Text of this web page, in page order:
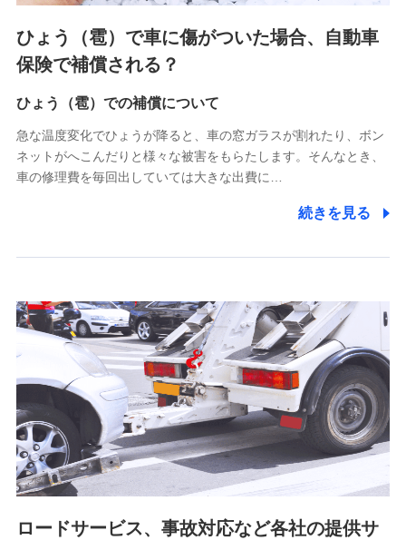
4.家族・友達紹介にて取得した個人情報
被紹介者への連絡、及び当社と取引のあるもしくは委託を受
けている保険会社・提携会社の保険その他に関する情報を提
供し、金融商品等の契約を勧奨するため
アンケートやキャンペーン等の実施のため
上記に係る連絡・手続き・管理等付帯業務を行うため
5.通話録音にて取得する情報
7.社員（従業者）の個人情報
人事･勤怠･健康・労務等の管理、給与支給、福利厚生・採用
退職関連処理等の各種手続きのため、当社と従業員または従
業員同士の連絡のため
8.取引先個人情報
取引先としての選定業務、営業情報の提供業務、契約締結手
続き業務、取引管理業務、およびこれらに準ずる業務の遂行
のため
9.お問い合わせ情報
ひょう（雹）で車に傷がついた場合、自動車
保険で補償される？
ひょう（雹）での補償について
急な温度変化でひょうが降ると、車の窓ガラスが割れたり、ボン
ネットがへこんだりと様々な被害をもらたします。そんなとき、
車の修理費を毎回出していては大きな出費に…
続きを見る
ロードサービス、事故対応など各社の提供サ